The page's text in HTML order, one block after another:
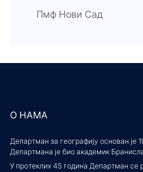
Пмф Нови Сад
О НАМА
Департман за географију основан је
Департмана је био академик
У протеклих 45 година Департман се